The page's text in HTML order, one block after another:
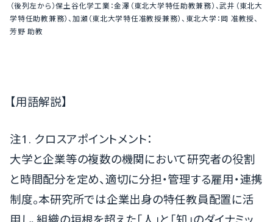
（後列左から）保土谷化学工業：金澤（東北大学特任助教兼務）、武井（東北大
学特任助教兼務）、加瀬（東北大学特任准教授兼務）、東北大学：岡 准教授、
芳野 助教
【用語解説】
注1. クロスアポイントメント：
大学と企業等の複数の機関において研究者の役割
と時間配分を定め、適切に分担・管理する雇用・連携
制度。本研究所では企業出身の特任教員配置に活